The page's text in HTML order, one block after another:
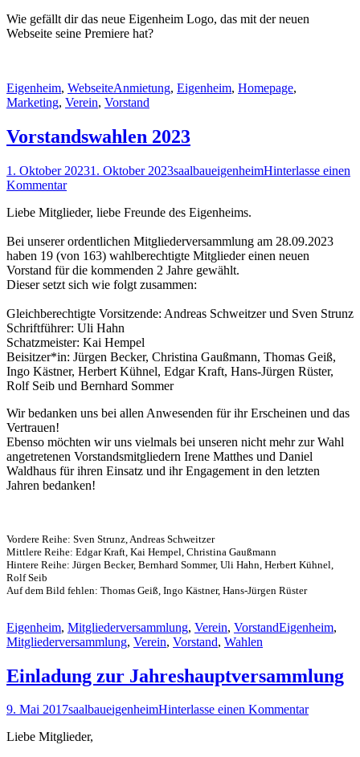
Wie gefällt dir das neue Eigenheim Logo, das mit der neuen
Webseite seine Premiere hat?
Eigenheim, WebseiteAnmietung, Eigenheim, Homepage,
Marketing, Verein, Vorstand
Vorstandswahlen 2023
1. Oktober 20231. Oktober 2023saalbaueigenheimHinterlasse einen
Kommentar
Liebe Mitglieder, liebe Freunde des Eigenheims.
Bei unserer ordentlichen Mitgliederversammlung am 28.09.2023
haben 19 (von 163) wahlberechtigte Mitglieder einen neuen
Vorstand für die kommenden 2 Jahre gewählt.
Dieser setzt sich wie folgt zusammen:
Gleichberechtigte Vorsitzende: Andreas Schweitzer und Sven Strunz
Schriftführer: Uli Hahn
Schatzmeister: Kai Hempel
Beisitzer*in: Jürgen Becker, Christina Gaußmann, Thomas Geiß,
Ingo Kästner, Herbert Kühnel, Edgar Kraft, Hans-Jürgen Rüster,
Rolf Seib und Bernhard Sommer
Wir bedanken uns bei allen Anwesenden für ihr Erscheinen und das
Vertrauen!
Ebenso möchten wir uns vielmals bei unseren nicht mehr zur Wahl
angetretenen Vorstandsmitgliedern Irene Matthes und Daniel
Waldhaus für ihren Einsatz und ihr Engagement in den letzten
Jahren bedanken!
Vordere Reihe: Sven Strunz, Andreas Schweitzer
Mittlere Reihe: Edgar Kraft, Kai Hempel, Christina Gaußmann
Hintere Reihe: Jürgen Becker, Bernhard Sommer, Uli Hahn, Herbert Kühnel,
Rolf Seib
Auf dem Bild fehlen: Thomas Geiß, Ingo Kästner, Hans-Jürgen Rüster
Eigenheim, Mitgliederversammlung, Verein, VorstandEigenheim,
Mitgliederversammlung, Verein, Vorstand, Wahlen
Einladung zur Jahreshauptversammlung
9. Mai 2017saalbaueigenheimHinterlasse einen Kommentar
Liebe Mitglieder,